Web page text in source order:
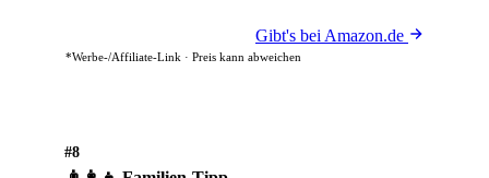
Gibt's bei Amazon.de
*Werbe-/Affiliate-Link · Preis kann abweichen
#8